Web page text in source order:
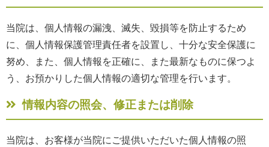
当院は、個人情報の漏洩、滅失、毀損等を防止するため
に、個人情報保護管理責任者を設置し、十分な安全保護に
努め、また、個人情報を正確に、また最新なものに保つよ
う、お預かりした個人情報の適切な管理を行います。
情報内容の照会、修正または削除
当院は、お客様が当院にご提供いただいた個人情報の照